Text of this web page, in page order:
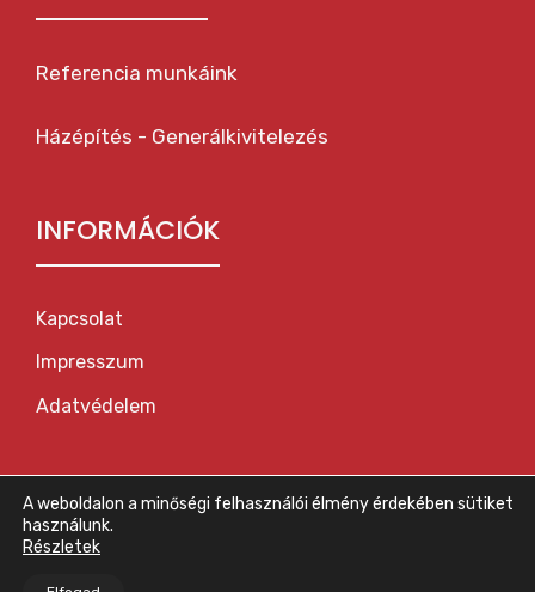
Referencia munkáink
Házépítés - Generálkivitelezés
INFORMÁCIÓK
Kapcsolat
Impresszum
Adatvédelem
A weboldalon a minőségi felhasználói élmény érdekében sütiket
használunk.
Részletek